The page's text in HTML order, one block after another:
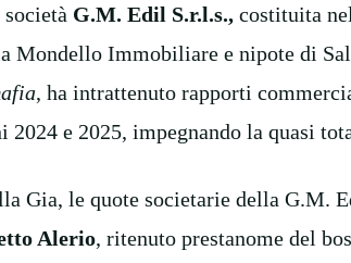
G.M. Edil S.r.l.s., costituita
Mondello Immobiliare e nipote di
, ha intrattenuto rapporti
e 2025, impegnando la quasi
Gia, le quote societarie della G.M.
Alerio, ritenuto prestanome del